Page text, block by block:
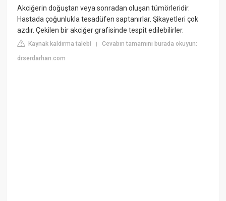
Akciğerin doğuştan veya sonradan oluşan tümörleridir.
Hastada çoğunlukla tesadüfen saptanırlar. Şikayetleri çok
azdır. Çekilen bir akciğer grafisinde tespit edilebilirler.
Kaynak kaldırma talebi |Cevabın tamamını burada okuyun:
drserdarhan.com